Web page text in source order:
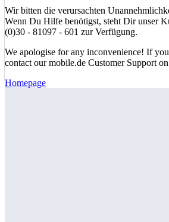
Wir bitten die verursachten
Wenn Du Hilfe benötigst, steht Dir unser
(0)30 - 81097 - 601 zur Verfügung.
We apologise for any inconvenience! If you
contact our mobile.de Customer Support
Homepage